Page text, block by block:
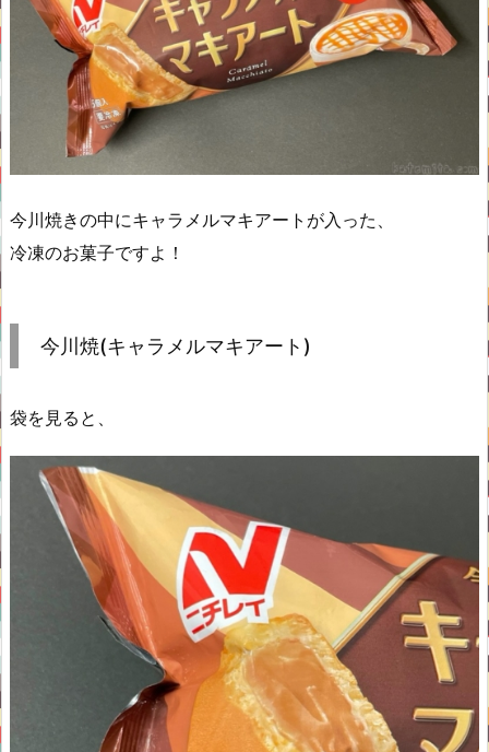
今川焼きの中にキャラメルマキアートが入った、
冷凍のお菓子ですよ！
今川焼(キャラメルマキアート)
袋を見ると、